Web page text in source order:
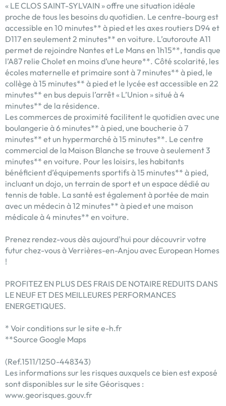
« LE CLOS SAINT-SYLVAIN » offre une situation idéale
proche de tous les besoins du quotidien. Le centre-bourg est
accessible en 10 minutes** à pied et les axes routiers D94 et
D117 en seulement 2 minutes** en voiture. L’autoroute A11
permet de rejoindre Nantes et Le Mans en 1h15**, tandis que
l’A87 relie Cholet en moins d’une heure**. Côté scolarité, les
écoles maternelle et primaire sont à 7 minutes** à pied, le
collège à 15 minutes** à pied et le lycée est accessible en 22
minutes** en bus depuis l’arrêt « L’Union » situé à 4
minutes** de la résidence.
Les commerces de proximité facilitent le quotidien avec une
boulangerie à 6 minutes** à pied, une boucherie à 7
minutes** et un hypermarché à 15 minutes**. Le centre
commercial de la Maison Blanche se trouve à seulement 3
minutes** en voiture. Pour les loisirs, les habitants
bénéficient d’équipements sportifs à 15 minutes** à pied,
incluant un dojo, un terrain de sport et un espace dédié au
tennis de table. La santé est également à portée de main
avec un médecin à 12 minutes** à pied et une maison
médicale à 4 minutes** en voiture.
Prenez rendez-vous dès aujourd'hui pour découvrir votre
futur chez-vous à Verrières-en-Anjou avec European Homes
!
PROFITEZ EN PLUS DES FRAIS DE NOTAIRE REDUITS DANS
LE NEUF ET DES MEILLEURES PERFORMANCES
ENERGETIQUES.
* Voir conditions sur le site e-h.fr
**Source Google Maps
(Ref.1511/1250-448343)
Les informations sur les risques auxquels ce bien est exposé
sont disponibles sur le site Géorisques :
www.georisques.gouv.fr